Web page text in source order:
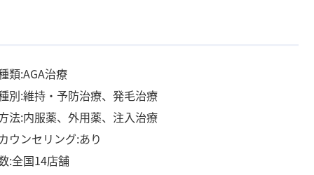
類:AGA治療
別:維持・予防治療、発毛治療
法:内服薬、外用薬、注入治療
ウンセリング:あり
:全国14店舗